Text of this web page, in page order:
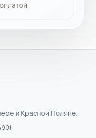
и Красной Поляне.